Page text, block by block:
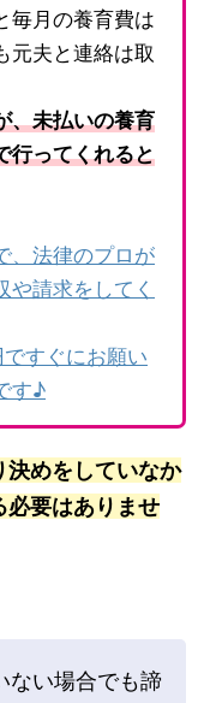
毎月の養育費は
元夫と連絡は取
、未払いの養育
行ってくれると
、法律のプロが
や請求をしてく
すぐにお願い
す♪
決めをしていなか
必要はありませ
ない場合でも諦